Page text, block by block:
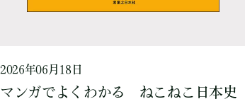
2026年06月18日
マンガでよくわかる ねこねこ日本史